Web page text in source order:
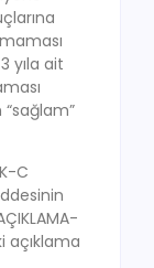
yıla ait
C
açıklama